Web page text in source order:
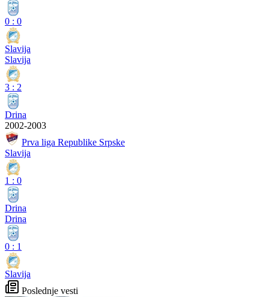
0 : 0
Slavija
Slavija
3 : 2
Drina
2002-2003
Prva liga Republike Srpske
Slavija
1 : 0
Drina
Drina
0 : 1
Slavija
Poslednje vesti